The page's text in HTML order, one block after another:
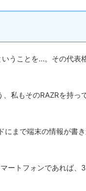
いうことを…。その代表
私もそのRAZRを持っ
にまで端末の情報が書
ートフォンであれば、